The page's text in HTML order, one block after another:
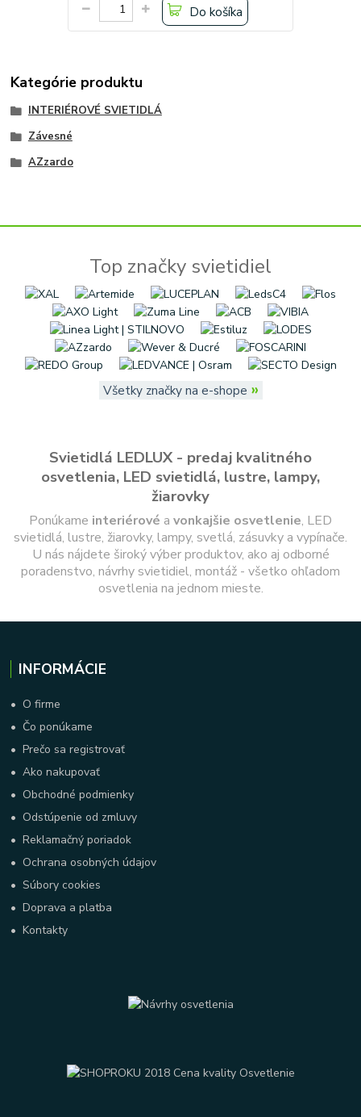
Do košíka
Kategórie produktu
INTERIÉROVÉ SVIETIDLÁ
Závesné
AZzardo
Top značky svietidiel
Všetky značky na e-shope »
Svietidlá LEDLUX - predaj kvalitného
osvetlenia, LED svietidlá, lustre, lampy,
žiarovky
Ponúkame interiérové a vonkajšie osvetlenie, LED
svietidlá, lustre, žiarovky, lampy, svetlá, zásuvky a vypínače.
U nás nájdete široký výber produktov, ako aj odborné
poradenstvo, návrhy svietidiel, montáž - všetko ohľadom
osvetlenia na jednom mieste.
INFORMÁCIE
• O firme
• Čo ponúkame
•Prečo sa registrovať
•Ako nakupovať
• Obchodné podmienky
• Odstúpenie od zmluvy
•Reklamačný poriadok
• Ochrana osobných údajov
•Súbory cookies
•Doprava a platba
•Kontakty